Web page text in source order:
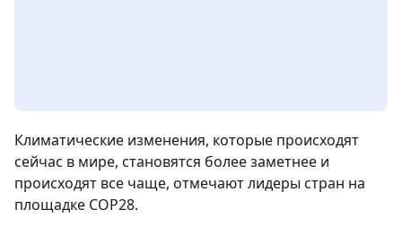
Климатические изменения, которые происходят
сейчас в мире, становятся более заметнее и
происходят все чаще, отмечают лидеры стран на
площадке СОР28.